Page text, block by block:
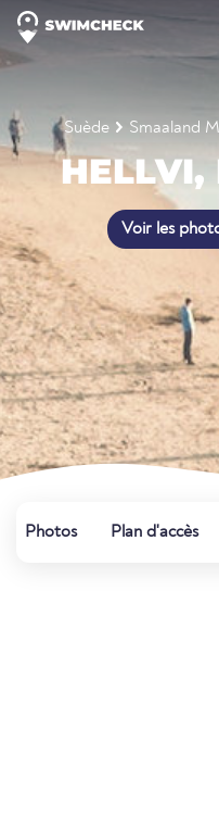
Suède Smaaland
HELLVI,
Voir les
Photos Plan d'accès